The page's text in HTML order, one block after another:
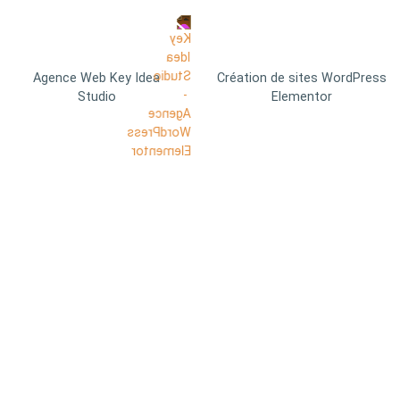
Agence Web Key Idea
Studio
Création de sites WordPress
Elementor